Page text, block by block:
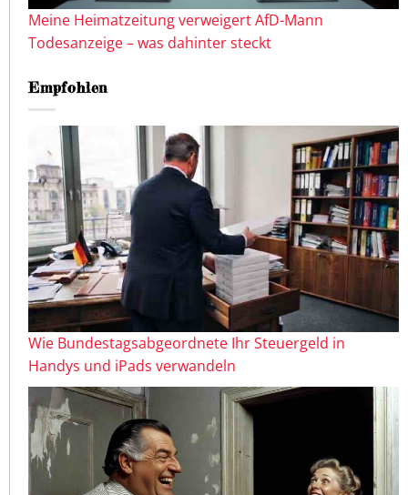
Meine Heimatzeitung verweigert AfD-Mann
Todesanzeige – was dahinter steckt
Empfohlen
Wie Bundestagsabgeordnete Ihr Steuergeld in
Handys und iPads verwandeln